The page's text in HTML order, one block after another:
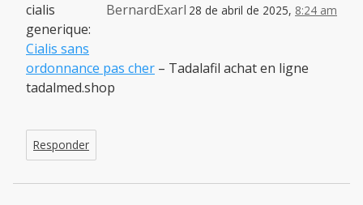
BernardExarl 28 de abril de 2025, 8:24 am
cialis
generique:
Cialis sans
ordonnance pas cher – Tadalafil achat en ligne
tadalmed.shop
Responder